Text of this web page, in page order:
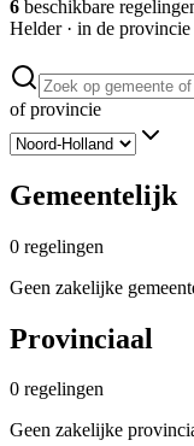
6 beschikbare
Helder· in de provincie
of provincie
Gemeentelijk
0 regelingen
Geen zakelijke
Provinciaal
0 regelingen
Geen zakelijke